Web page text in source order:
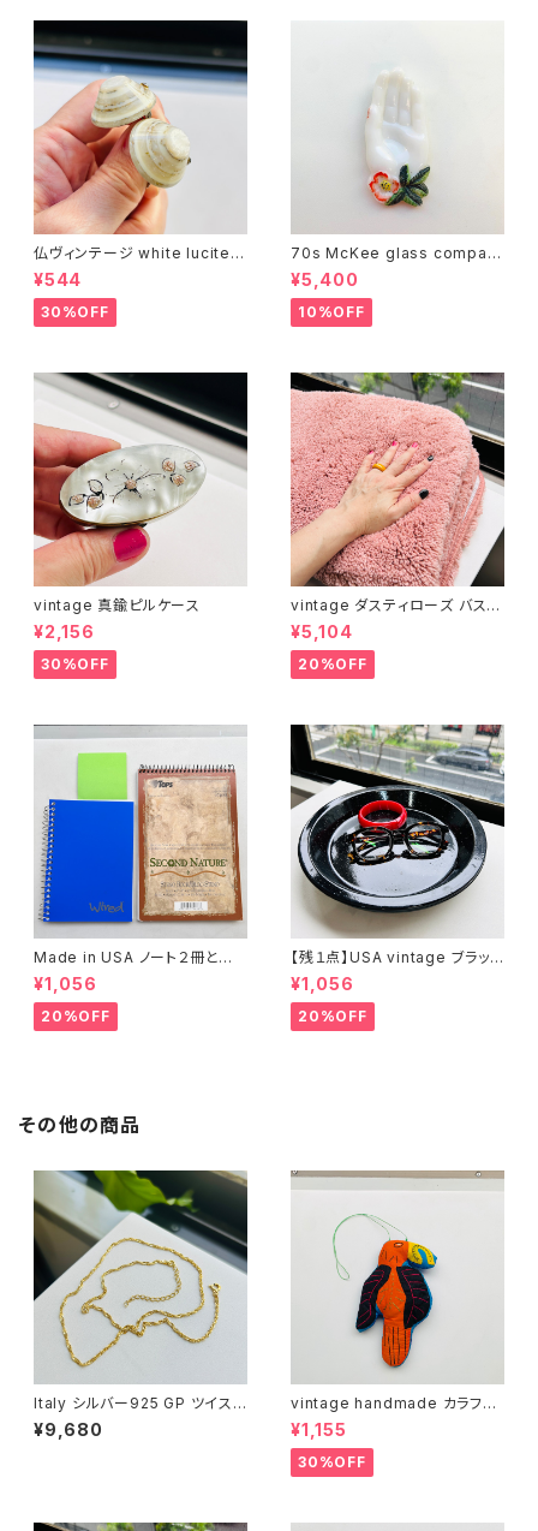
仏ヴィンテージ white lucite c
onfetti 山型イヤリング
¥544
30%OFF
70s McKee glass compan
y ハンドペイントハンド小皿
（赤）
¥5,400
10%OFF
vintage 真鍮ピルケース
¥2,156
30%OFF
vintage ダスティローズ バスマ
ット
¥5,104
20%OFF
Made in USA ノート２冊とお
まけ
¥1,056
20%OFF
【残１点】USA vintage ブラック
琺瑯プレート
¥1,056
20%OFF
その他の商品
Italy シルバー925 GP ツイスト
チェーン（45.5cm）
¥9,680
vintage handmade カラフル
バード 04
¥1,155
30%OFF